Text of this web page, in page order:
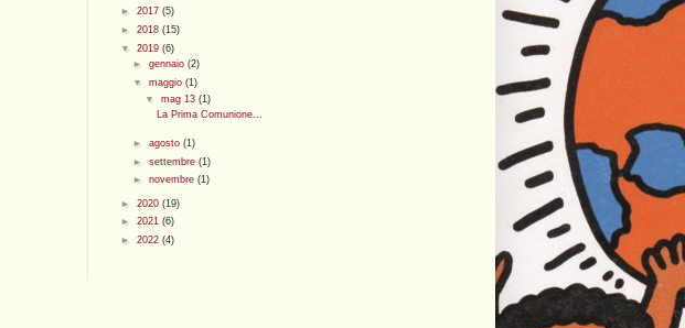
► 2017 (5)
► 2018 (15)
▼ 2019 (6)
► gennaio (2)
▼ maggio (1)
▼ mag 13 (1)
La Prima Comunione...
► agosto (1)
► settembre (1)
► novembre (1)
► 2020 (19)
► 2021 (6)
► 2022 (4)